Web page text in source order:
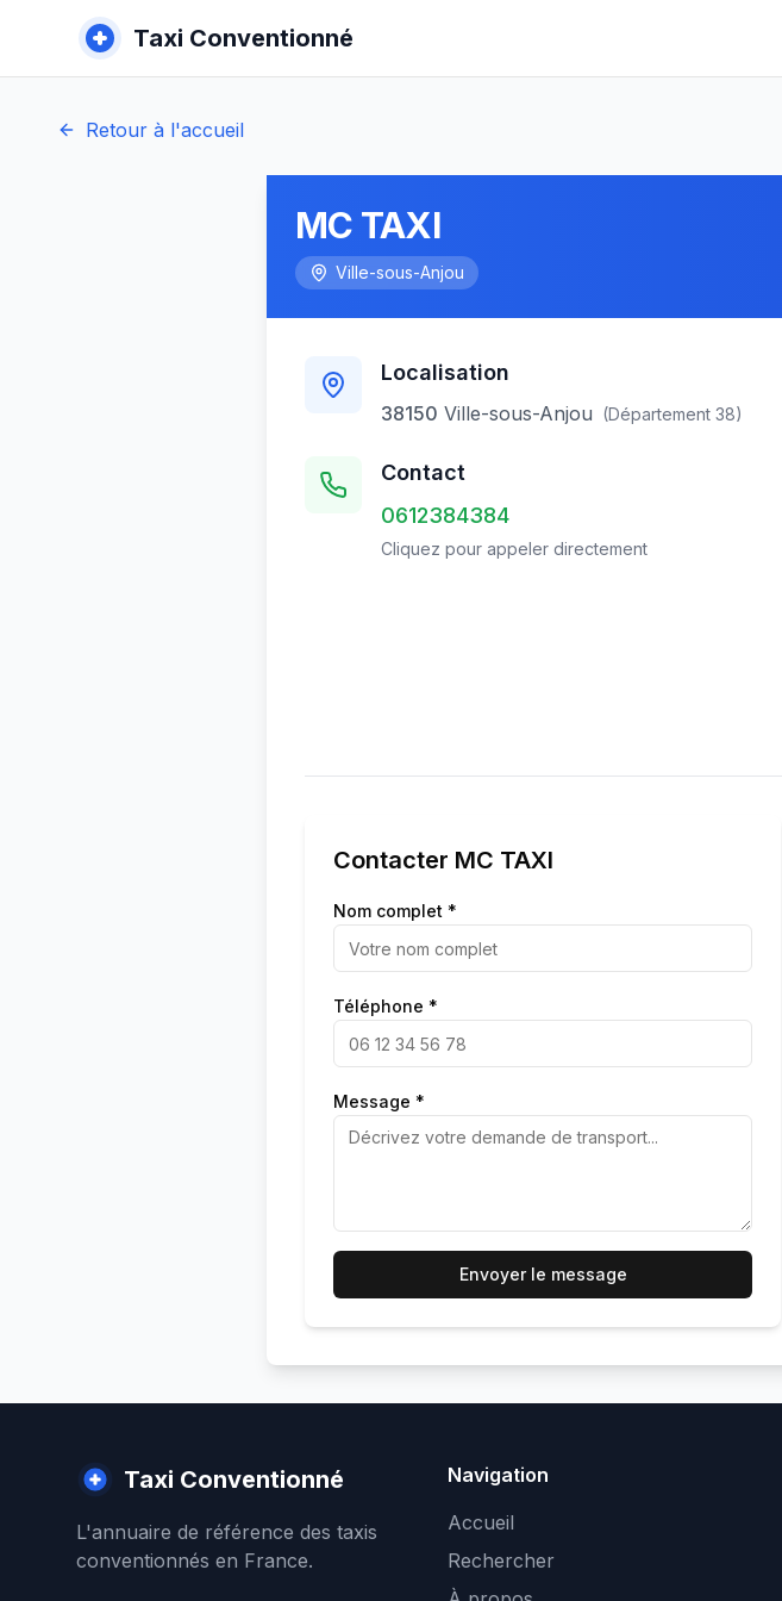
Taxi Conventionné
Retour à l'accueil
MC TAXI
Ville-sous-Anjou
Localisation
38150 Ville-sous-Anjou (Département 38)
Contact
0612384384
Cliquez pour appeler directement
Contacter MC TAXI
Nom complet *
Téléphone *
Message *
Envoyer le message
Taxi Conventionné
L'annuaire de référence des taxis
conventionnés en France.
Navigation
Accueil
Rechercher